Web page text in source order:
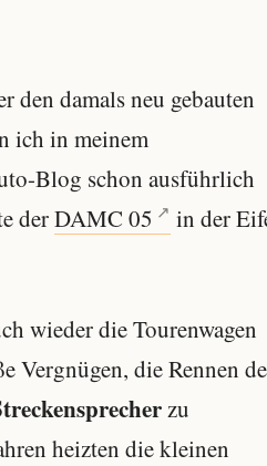
damals neu gebauten
ich in meinem
Blog schon ausführlich
derDAMC 05
in der
wieder die Tourenwagen
Vergnügen, die Rennen
zu
heizten die kleinen